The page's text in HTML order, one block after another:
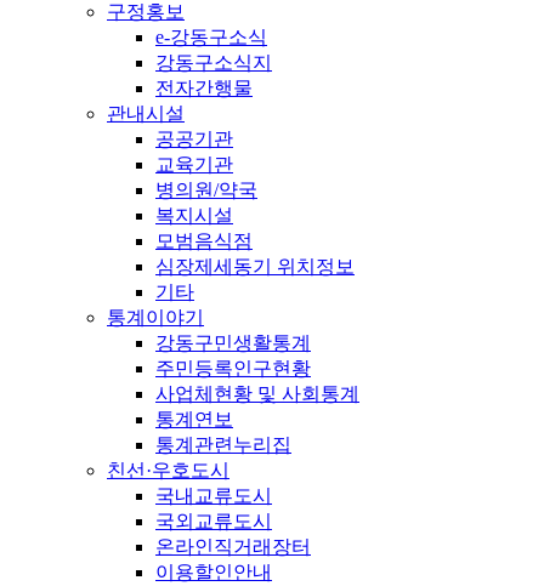
구정홍보
e-강동구소식
강동구소식지
전자간행물
관내시설
공공기관
교육기관
병의원/약국
복지시설
모범음식점
심장제세동기 위치정보
기타
통계이야기
강동구민생활통계
주민등록인구현황
사업체현황 및 사회통계
통계연보
통계관련누리집
친선·우호도시
국내교류도시
국외교류도시
온라인직거래장터
이용할인안내